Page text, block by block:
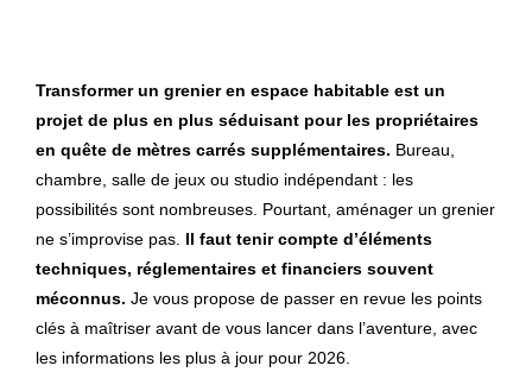
Transformer un grenier en espace habitable est un
projet de plus en plus séduisant pour les propriétaires
en quête de mètres carrés supplémentaires. Bureau,
chambre, salle de jeux ou studio indépendant : les
possibilités sont nombreuses. Pourtant, aménager un grenier
ne s’improvise pas. Il faut tenir compte d’éléments
techniques, réglementaires et financiers souvent
méconnus. Je vous propose de passer en revue les points
clés à maîtriser avant de vous lancer dans l’aventure, avec
les informations les plus à jour pour 2026.